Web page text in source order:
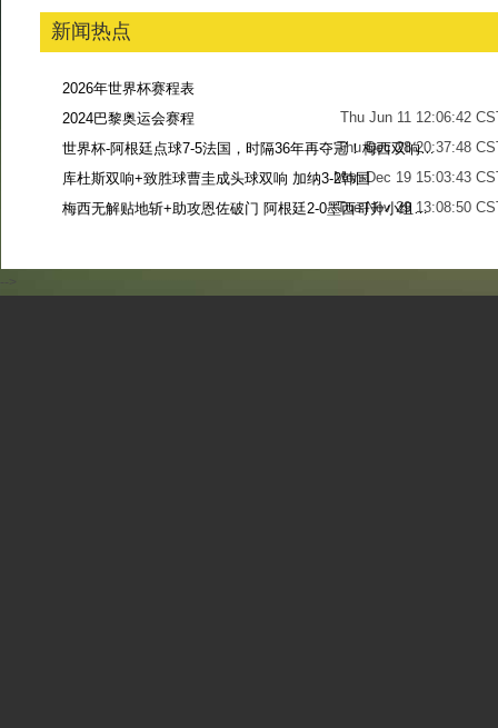
新闻热点
2026年世界杯赛程表
Thu Jun 11 12:06:42
2024巴黎奥运会赛程
Thu Dec 28 20:37:48
世界杯-阿根廷点球7-5法国，时隔36年再夺冠！梅西双响姆巴佩戴帽
Mon Dec 19 15:03:43
库杜斯双响+致胜球曹圭成头球双响 加纳3-2韩国
Tue Nov 29 13:08:50
梅西无解贴地斩+助攻恩佐破门 阿根廷2-0墨西哥升小组第二